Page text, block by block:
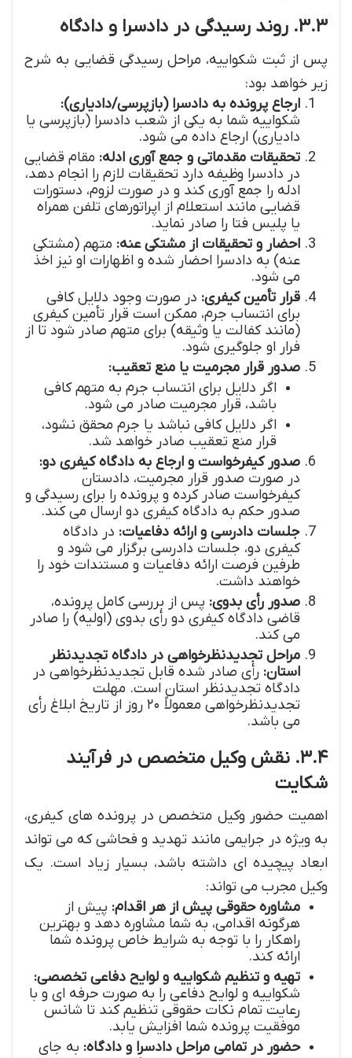
۳.۳. روند رسیدگی در دادسرا و دادگاه
پس از ثبت شکواییه، مراحل رسیدگی قضایی به شرح
زیر خواهد بود:
ارجاع پرونده به دادسرا (بازپرسی/دادیاری):
شکواییه شما به یکی از شعب دادسرا (بازپرسی یا
دادیاری) ارجاع داده می شود.
تحقیقات مقدماتی و جمع آوری ادله: مقام قضایی
در دادسرا وظیفه دارد تحقیقات لازم را انجام دهد،
ادله را جمع آوری کند و در صورت لزوم، دستورات
قضایی مانند استعلام از اپراتورهای تلفن همراه
یا پلیس فتا را صادر نماید.
احضار و تحقیقات از مشتکی عنه: متهم (مشتکی
عنه) به دادسرا احضار شده و اظهارات او نیز اخذ
می شود.
قرار تأمین کیفری: در صورت وجود دلایل کافی
برای انتساب جرم، ممکن است قرار تأمین کیفری
(مانند کفالت یا وثیقه) برای متهم صادر شود تا از
فرار او جلوگیری شود.
صدور قرار مجرمیت یا منع تعقیب:
اگر دلایل برای انتساب جرم به متهم کافی
باشد، قرار مجرمیت صادر می شود.
اگر دلایل کافی نباشد یا جرم محقق نشود،
قرار منع تعقیب صادر خواهد شد.
صدور کیفرخواست و ارجاع به دادگاه کیفری دو:
در صورت صدور قرار مجرمیت، دادستان
کیفرخواست صادر کرده و پرونده را برای رسیدگی و
صدور حکم به دادگاه کیفری دو ارسال می کند.
جلسات دادرسی و ارائه دفاعیات: در دادگاه
کیفری دو، جلسات دادرسی برگزار می شود و
طرفین فرصت ارائه دفاعیات و مستندات خود را
خواهند داشت.
صدور رأی بدوی: پس از بررسی کامل پرونده،
قاضی دادگاه کیفری دو رأی بدوی (اولیه) را صادر
می کند.
مراحل تجدیدنظرخواهی در دادگاه تجدیدنظر
استان: رأی صادر شده قابل تجدیدنظرخواهی در
دادگاه تجدیدنظر استان است. مهلت
تجدیدنظرخواهی معمولاً ۲۰ روز از تاریخ ابلاغ رأی
می باشد.
۳.۴. نقش وکیل متخصص در فرآیند
شکایت
اهمیت حضور وکیل متخصص در پرونده های کیفری،
به ویژه در جرایمی مانند تهدید و فحاشی که می تواند
ابعاد پیچیده ای داشته باشد، بسیار زیاد است. یک
وکیل مجرب می تواند:
مشاوره حقوقی پیش از هر اقدام: پیش از
هرگونه اقدامی، به شما مشاوره دهد و بهترین
راهکار را با توجه به شرایط خاص پرونده شما
ارائه کند.
تهیه و تنظیم شکواییه و لوایح دفاعی تخصصی:
شکواییه و لوایح دفاعی را به صورت حرفه ای و با
رعایت تمام نکات حقوقی تنظیم کند تا شانس
موفقیت پرونده شما افزایش یابد.
حضور در تمامی مراحل دادسرا و دادگاه: به جای